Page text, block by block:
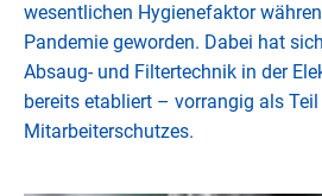
wesentlichen Hygienefaktor
Pandemie geworden. Dabei hat
Absaug- und Filtertechnik in der
bereits etabliert – vorrangig als
Mitarbeiterschutzes.